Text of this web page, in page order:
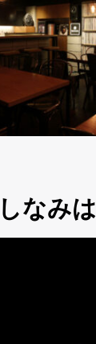
なみ